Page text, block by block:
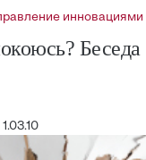
инновациями
1.03.10